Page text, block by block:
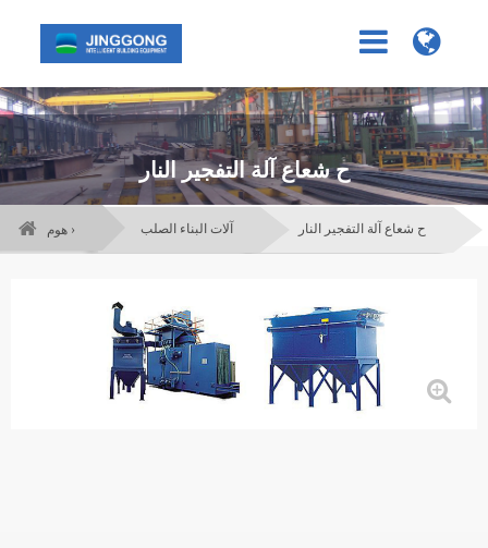
ح شعاع آلة التفجير النار
هوم › آلات البناء الصلب ح شعاع آلة التفجير النار